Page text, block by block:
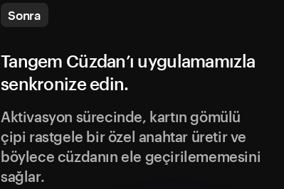
Sonra
Tangem Cüzdan’ı uygulamamızla
senkronize edin.
Aktivasyon sürecinde, kartın gömülü
çipi rastgele bir özel anahtar üretir ve
böylece cüzdanın ele geçirilememesini
sağlar.